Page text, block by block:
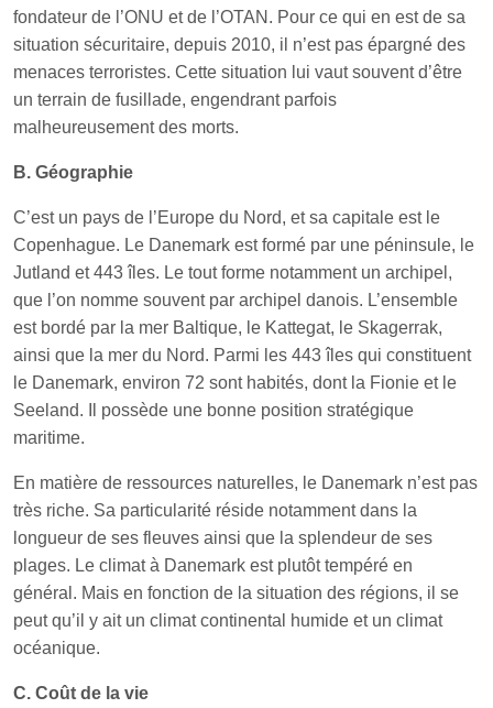
fondateur de l’ONU et de l’OTAN. Pour ce qui en est de sa
situation sécuritaire, depuis 2010, il n’est pas épargné des
menaces terroristes. Cette situation lui vaut souvent d’être
un terrain de fusillade, engendrant parfois
malheureusement des morts.
B. Géographie
C’est un pays de l’Europe du Nord, et sa capitale est le
Copenhague. Le Danemark est formé par une péninsule, le
Jutland et 443 îles. Le tout forme notamment un archipel,
que l’on nomme souvent par archipel danois. L’ensemble
est bordé par la mer Baltique, le Kattegat, le Skagerrak,
ainsi que la mer du Nord. Parmi les 443 îles qui constituent
le Danemark, environ 72 sont habités, dont la Fionie et le
Seeland. Il possède une bonne position stratégique
maritime.
En matière de ressources naturelles, le Danemark n’est pas
très riche. Sa particularité réside notamment dans la
longueur de ses fleuves ainsi que la splendeur de ses
plages. Le climat à Danemark est plutôt tempéré en
général. Mais en fonction de la situation des régions, il se
peut qu’il y ait un climat continental humide et un climat
océanique.
C. Coût de la vie